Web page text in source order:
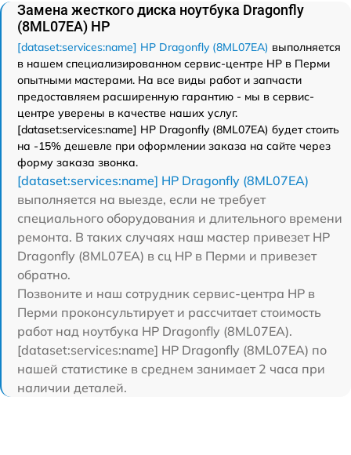
Замена жесткого диска ноутбука Dragonfly
(8ML07EA) HP
[dataset:services:name] HP Dragonfly (8ML07EA) выполняется
в нашем специализированном сервис-центре HP в Перми
опытными мастерами. На все виды работ и запчасти
предоставляем расширенную гарантию - мы в сервис-
центре уверены в качестве наших услуг.
[dataset:services:name] HP Dragonfly (8ML07EA) будет стоить
на -15% дешевле при оформлении заказа на сайте через
форму заказа звонка.
[dataset:services:name] HP Dragonfly (8ML07EA)
выполняется на выезде, если не требует
специального оборудования и длительного времени
ремонта. В таких случаях наш мастер привезет HP
Dragonfly (8ML07EA) в сц HP в Перми и привезет
обратно.
Позвоните и наш сотрудник сервис-центра HP в
Перми проконсультирует и рассчитает стоимость
работ над ноутбука HP Dragonfly (8ML07EA).
[dataset:services:name] HP Dragonfly (8ML07EA) по
нашей статистике в среднем занимает 2 часа при
наличии деталей.